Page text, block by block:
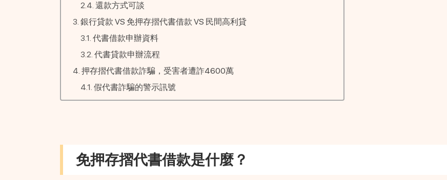
還款方式可談
銀行貸款 VS 免押存摺代書借款 VS 民間高利貸
代書借款申辦資料
代書貸款申辦流程
押存摺代書借款詐騙，受害者遭詐4600萬
假代書詐騙的警示訊號
免押存摺代書借款是什麼？